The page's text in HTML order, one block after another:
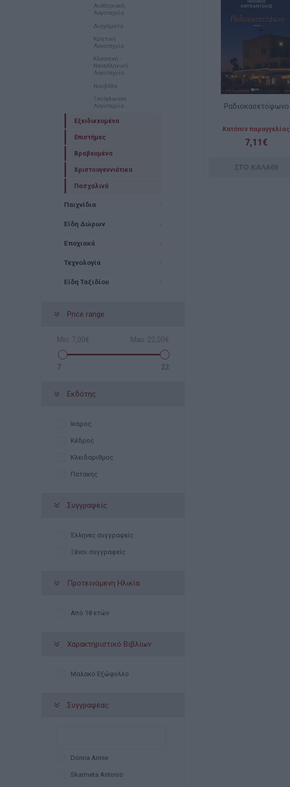
Ραδιοκασετόφωνο
Κατόπιν παραγγελίας
7,11€
Αισθησιακή
Λογοτεχνία
Διηγήματα
Κρητική
Λογοτεχνία
Κλασσική -
Νεοελληνική
Λογοτεχνία
Νουβέλα
Ξενόγλωσση
Λογοτεχνία
Εξειδικευμένα
Επιστήμες
Βραβευμένα
Χριστουγεννιάτικα
Πασχαλινά
Παιχνίδια
Είδη Δώρων
Εποχιακά
Τεχνολογία
Είδη Ταξιδίου
Price range
Min: 7,00€ Max: 22,00€
7 22
Εκδότης
Ικαρος
Κέδρος
Κλειδαριθμος
Πατάκης
Συγγραφείς
Έλληνες συγγραφείς
Ξένοι συγγραφείς
Προτεινόμενη Ηλικία
Από 18 ετών
Χαρακτηριστικό Βιβλίων
Μαλακό Εξώφυλλο
Συγγραφέας
Donna Annie
Skarmeta Antonio